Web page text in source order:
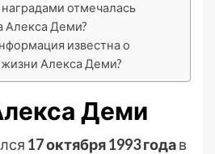
отмечалась
Алекса Деми?
известна о
Алекса Деми?
Деми
17 октября 1993 годав